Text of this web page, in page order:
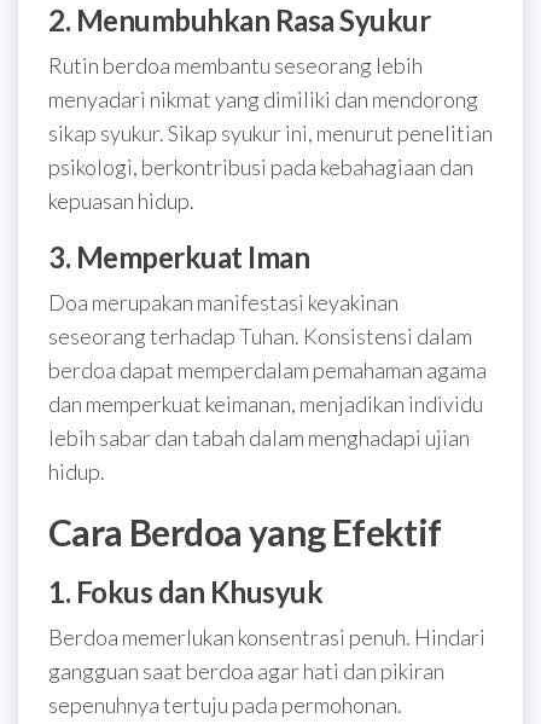
2. Menumbuhkan Rasa Syukur
Rutin berdoa membantu seseorang lebih
menyadari nikmat yang dimiliki dan mendorong
sikap syukur. Sikap syukur ini, menurut penelitian
psikologi, berkontribusi pada kebahagiaan dan
kepuasan hidup.
3. Memperkuat Iman
Doa merupakan manifestasi keyakinan
seseorang terhadap Tuhan. Konsistensi dalam
berdoa dapat memperdalam pemahaman agama
dan memperkuat keimanan, menjadikan individu
lebih sabar dan tabah dalam menghadapi ujian
hidup.
Cara Berdoa yang Efektif
1. Fokus dan Khusyuk
Berdoa memerlukan konsentrasi penuh. Hindari
gangguan saat berdoa agar hati dan pikiran
sepenuhnya tertuju pada permohonan.